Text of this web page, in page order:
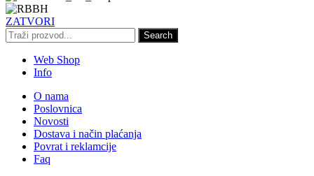
ZATVORI
Search
Web Shop
Info
O nama
Poslovnica
Novosti
Dostava i način plaćanja
Povrat i reklamcije
Faq